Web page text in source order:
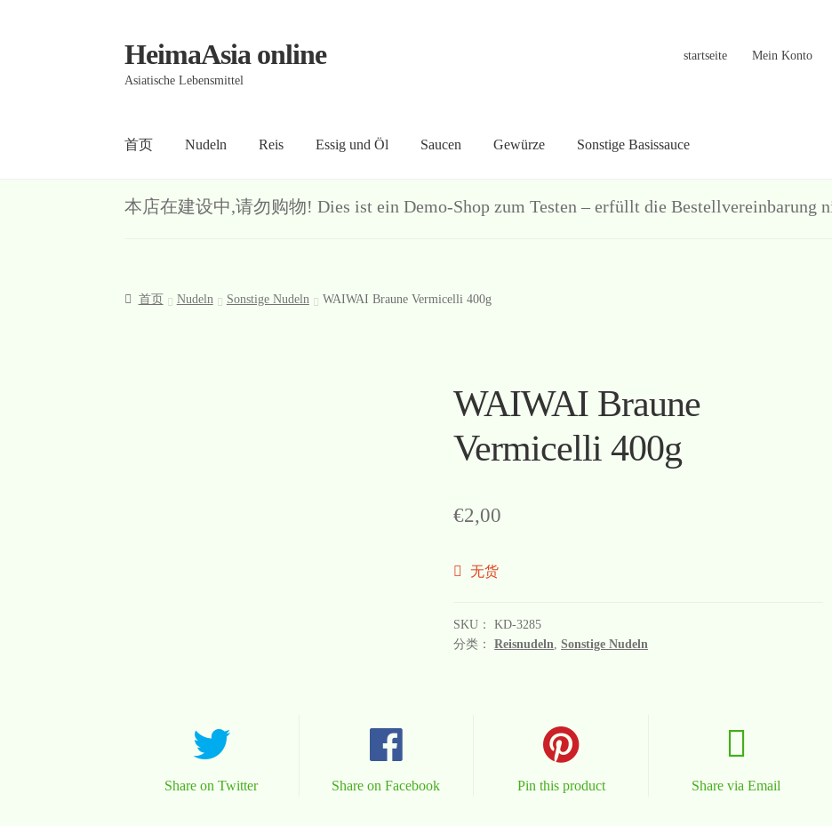
Skip
Skip
HeimaAsia online
Asiatische Lebensmittel
startseite Mein Konto
首页 Nudeln Reis Essig und Öl Saucen Gewürze Sonstige Basissauce
首页About AGB Contact Datenschutz Kasse Mein Konto Warenkorb Welcome Widerrufsformular 关于 联系
本店在建设中,请勿购物! Dies ist ein Demo-Shop zum Testen – erfüllt die Bestellvereinbarung
首页 Nudeln Sonstige Nudeln WAIWAI Braune Vermicelli 400g
WAIWAI Braune
Vermicelli 400g
€2,00
无货
SKU：KD-3285
分类：Reisnudeln,Sonstige Nudeln
Share on Twitter Share on Facebook Pin this product Share via Email